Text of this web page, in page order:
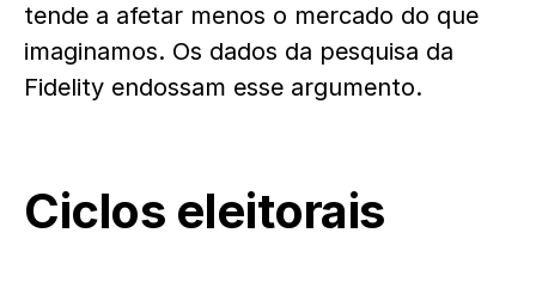
tende a afetar menos o mercado do que
imaginamos. Os dados da pesquisa da
Fidelity endossam esse argumento.
Ciclos eleitorais